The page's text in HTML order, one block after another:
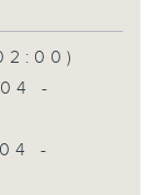
-
-